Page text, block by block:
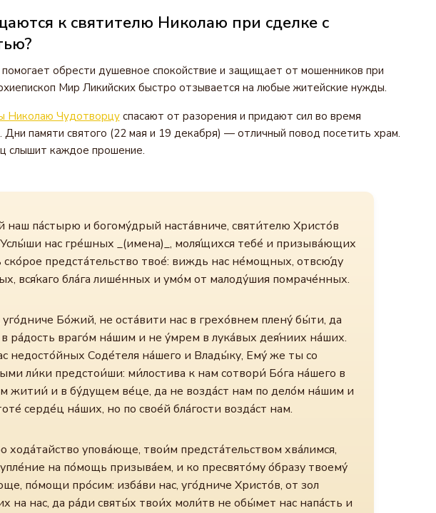
к святителю Николаю при сделке с
обрести душевное спокойствие и защищает от мошенников при
Мир Ликийских быстро отзывается на любые житейские нужды.
Николаю Чудотворцуспасают от разорения и придают сил во время
памяти святого (22 мая и 19 декабря) — отличный повод посетить храм.
слышит каждое прошение.
наш па́стырю и богому́дрый наста́вниче, святи́телю Христо́в
нас гре́шных _(имена)_, моля́щихся тебе́ и призыва́ющих
предста́тельство твое́: виждь нас не́мощных, отвсю́ду
вся́каго бла́га лише́нных и умо́м от малоду́шия помраче́нных.
Бо́жий, не оста́вити нас в грехо́внем плену́ бы́ти, да
ра́дость враго́м на́шим и не у́мрем в лука́вых дея́ниих на́ших.
недосто́йных Соде́теля на́шего и Влады́ку, Ему́ же ты со
ли́ки предстои́ши: ми́лостива к нам сотвори́ Бо́га на́шего в
житии́ и в бу́дущем ве́це, да не возда́ст нам по дело́м на́шим и
серде́ц на́ших, но по свое́й бла́гости возда́ст нам.
хода́тайство упова́юще, твои́м предста́тельством хва́лимся,
на по́мощь призыва́ем, и ко пресвято́му о́бразу твоему́
по́мощи про́сим: изба́ви нас, уго́дниче Христо́в, от зол
на нас, да ра́ди святы́х твои́х моли́тв не обы́мет нас напа́сть и